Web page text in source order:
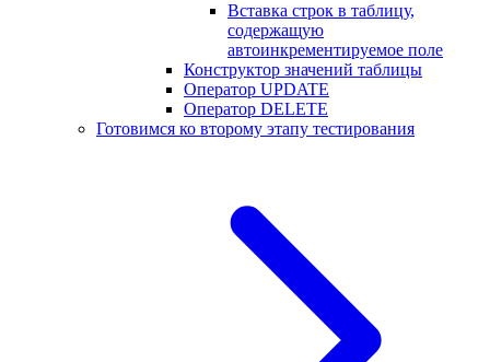
Вставка строк в таблицу,
содержащую
автоинкрементируемое поле
Конструктор значений таблицы
Оператор UPDATE
Оператор DELETE
Готовимся ко второму этапу тестирования